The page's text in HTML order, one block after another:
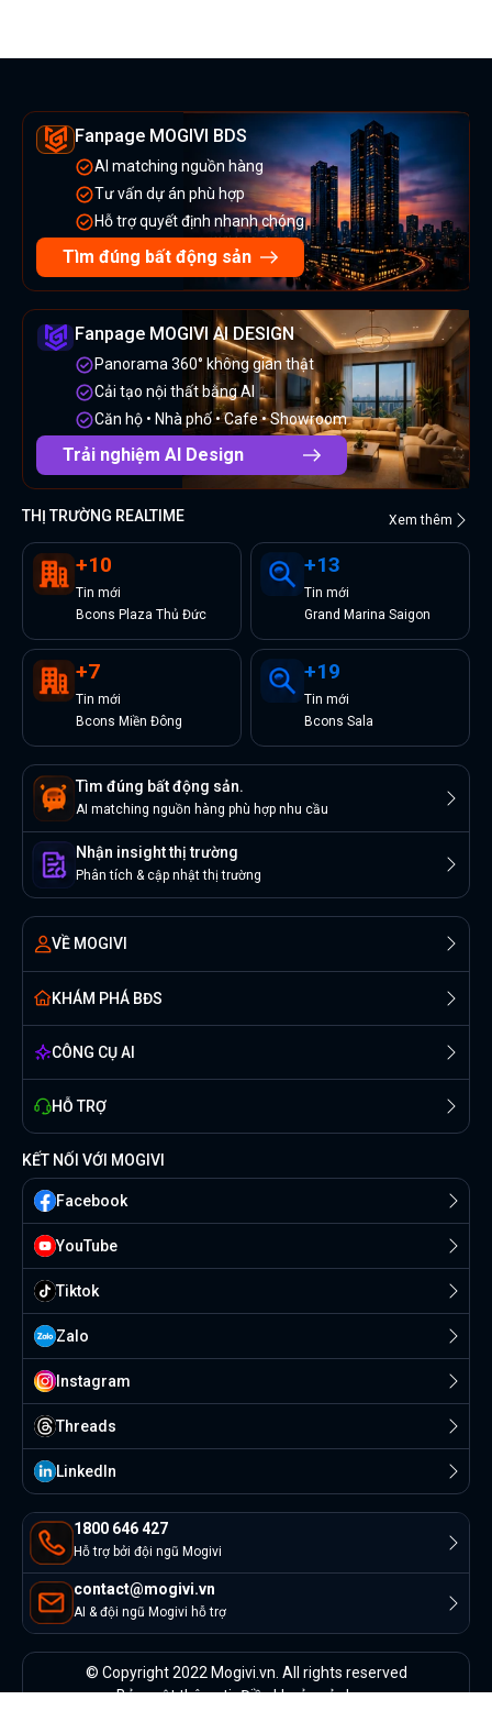
Fanpage MOGIVI BDS
AI matching nguồn hàng
Tư vấn dự án phù hợp
Hỗ trợ quyết định nhanh chóng
Tìm đúng bất động sản
Fanpage MOGIVI AI DESIGN
Panorama 360° không gian thật
Cải tạo nội thất bằng AI
Căn hộ • Nhà phố • Cafe • Showroom
Trải nghiệm AI Design
THỊ TRƯỜNG REALTIME Xem thêm
+10
Tin mới
Bcons Plaza Thủ Đức
+13
Tin mới
Grand Marina Saigon
+7
Tin mới
Bcons Miền Đông
+19
Tin mới
Bcons Sala
Tìm đúng bất động sản.
AI matching nguồn hàng phù hợp nhu cầu
Nhận insight thị trường
Phân tích & cập nhật thị trường
VỀ MOGIVI
KHÁM PHÁ BĐS
CÔNG CỤ AI
HỖ TRỢ
1800 646 427
Hỗ trợ bởi đội ngũ Mogivi
contact@mogivi.vn
AI & đội ngũ Mogivi hỗ trợ
KẾT NỐI VỚI MOGIVI
Facebook
YouTube
Tiktok
Zalo
Instagram
Threads
Linkedln
© Copyright 2022 Mogivi.vn. All rights reserved
Bảo mật thông tinĐiều khoản sử dụng